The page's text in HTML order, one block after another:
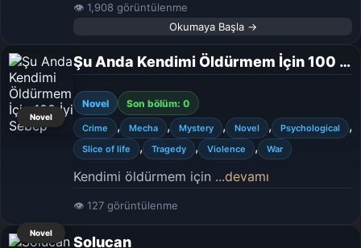
👁 1,908 görüntülenme
Okumaya Başla →
Novel
Şu Anda Kendimi Öldürmem İçin 100 İyi Sebep
Novel Son bölüm: 0
Crime , Mecha , Mystery , Novel , Psychological ,
Slice of life , Tragedy , Violence , War
Kendimi öldürmem için ...devamı
👁 127 görüntülenme
Novel
Solucan